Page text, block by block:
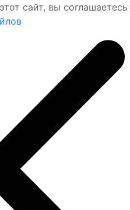
сайт, вы соглашаетесь